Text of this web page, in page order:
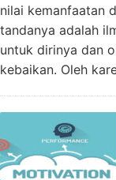
nilai kemanfaatan
tandanya adalah
untuk dirinya dan
kebaikan. Oleh